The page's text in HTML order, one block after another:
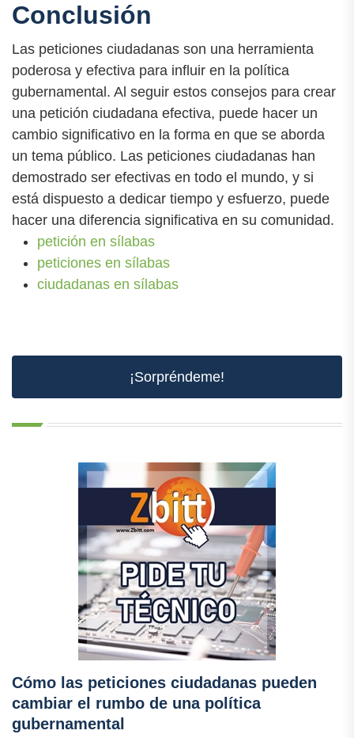
Conclusión
Las peticiones ciudadanas son una herramienta
poderosa y efectiva para influir en la política
gubernamental. Al seguir estos consejos para crear
una petición ciudadana efectiva, puede hacer un
cambio significativo en la forma en que se aborda
un tema público. Las peticiones ciudadanas han
demostrado ser efectivas en todo el mundo, y si
está dispuesto a dedicar tiempo y esfuerzo, puede
hacer una diferencia significativa en su comunidad.
petición en sílabas
peticiones en sílabas
ciudadanas en sílabas
¡Sorpréndeme!
Cómo las peticiones ciudadanas pueden
cambiar el rumbo de una política
gubernamental